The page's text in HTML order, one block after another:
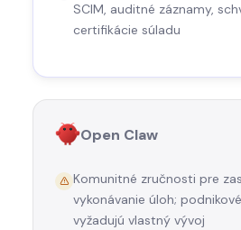
SCIM, auditné záznamy,
certifikácie súladu
Open Claw
Komunitné zručnosti pre
vykonávanie úloh;
vyžadujú vlastný vývoj